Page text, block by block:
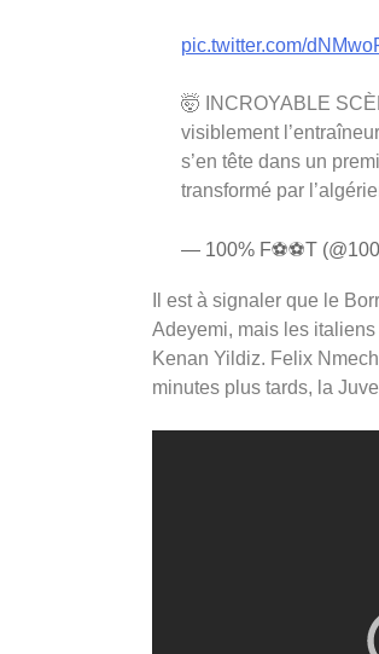
pic.twitter.com/
🤯 INCROYABLE
visiblement
s’en tête dans un
transformé par
— 100% F⚽️⚽️T
Il est à signaler que le
Adeyemi, mais les
Kenan Yildiz. Felix
minutes plus tards, la